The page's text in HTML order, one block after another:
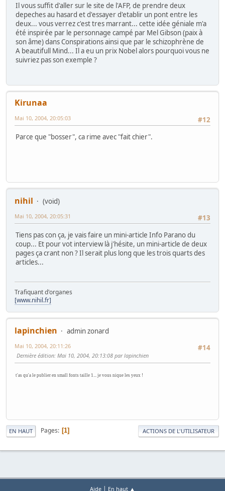
Il vous suffit d'aller sur le site de l'AFP, de prendre deux
depeches au hasard et d'essayer d'etablir un pont entre les
deux... vous verrez c'est tres marrant... cette idée géniale m'a
été inspirée par le personnage campé par Mel Gibson (paix à
son âme) dans Conspirations ainsi que par le schizophrène de
A beautifull Mind... Il a eu un prix Nobel alors pourquoi vous ne
suivriez pas son exemple ?
Kirunaa
#12
Mai 10, 2004, 20:05:03
Parce que "bosser", ca rime avec "fait chier".
nihil
(void)
#13
Mai 10, 2004, 20:05:31
Tiens pas con ça, je vais faire un mini-article Info Parano du
coup... Et pour vot interview là j'hésite, un mini-article de deux
pages ça crant non ? Il serait plus long que les trois quarts des
articles...
Trafiquant d'organes
[www.nihil.fr]
lapinchien
admin zonard
#14
Mai 10, 2004, 20:11:26
Dernière édition: Mai 10, 2004, 20:13:08 par lapinchien
t'as qu'a le publier en small fonts taille 1... je vous nique les yeux !
EN HAUT Pages 1 ACTIONS DE L'UTILISATEUR
Aide | En haut ▲